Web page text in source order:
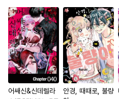
어쌔신&신데렐라
안경, 때때로, 불량